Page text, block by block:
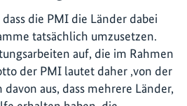
die PMI die Länder dabei
tatsächlich umzusetzen.
auf, die im Rahmen
der PMI lautet daher ‚von der
aus, dass mehrere Länder,